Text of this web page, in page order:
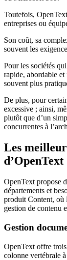
Toutefois,
entreprises ou
Son coût, sa
souvent les
Pour les sociétés
rapide, abordable
souvent plus
De plus, pour
excessive ; ainsi,
plutôt que d’un
concurrentes à
Les
d’OpenText
OpenText propose
départements et
produit Content, où
gestion de contenu
Gestion
OpenText offre
colonne vertébrale